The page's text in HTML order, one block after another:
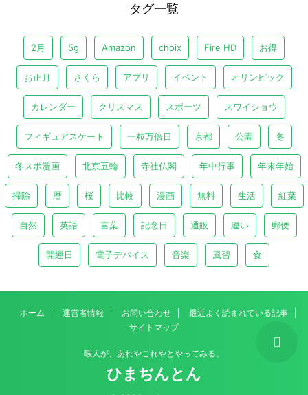
タグ一覧
2月 5g Amazon choix Fire HD お得
お正月 さくら アプリ イベント オリンピック
カレンダー クリスマス スポーツ スワイショウ
フィギュアスケート 一粒万倍日 京都 公園 冬
冬スポ漫画 北京五輪 寺社仏閣 年中行事 年末年始
掃除 暦 桜 比較 漫画 無料 生活 紅葉
自然 英語 言葉 記念日 通販 違い 郵便
開運日 電子デバイス 音楽 風習 食
ホーム 運営者情報 お問い合わせ
最近よく読まれている記事
サイトマップ
暇人が、あれやこれやとやってみる。
ひまぢんとん